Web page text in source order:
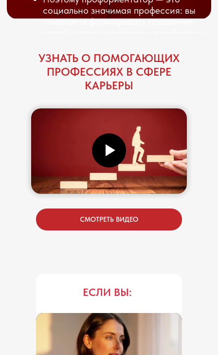
УЗНАТЬ О ПОМОГАЮЩИХ
ПРОФЕССИЯХ В СФЕРЕ
КАРЬЕРЫ
СМОТРЕТЬ ВИДЕО
ЕСЛИ ВЫ: